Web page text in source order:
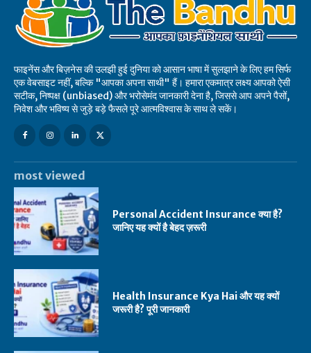
फाइनेंस और बिज़नेस की उलझी हुई दुनिया को आसान भाषा में सुलझाने के लिए हम सिर्फ
एक वेबसाइट नहीं, बल्कि "आपका अपना साथी" हैं। हमारा एकमात्र लक्ष्य आपको ऐसी
सटीक, निष्पक्ष (unbiased) और भरोसेमंद जानकारी देना है, जिससे आप अपने पैसों,
निवेश और भविष्य से जुड़े बड़े फैसले पूरे आत्मविश्वास के साथ ले सकें।
most viewed
Personal Accident Insurance क्या है?
जानिए यह क्यों है बेहद ज़रूरी
Health Insurance Kya Hai और यह क्यों
जरूरी है? पूरी जानकारी